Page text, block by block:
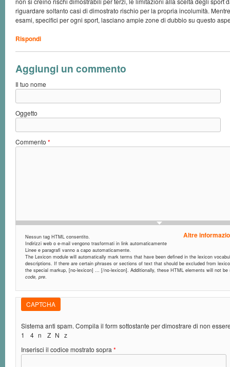
riguardare soltanto casi di dimostrato rischio per la propria incolumità.
esami, specifici per ogni sport, lasciano ampie zone di dubbio su questo
Rispondi
Aggiungi un commento
Il tuo nome
Oggetto
Commento *
Altre
Nessun tag HTML consentito.
Indirizzi web o e-mail vengono trasformati in link automaticamente
Linee e paragrafi vanno a capo automaticamente.
The Lexicon module will automatically mark terms that have been defined in the lexicon
descriptions. If there are certain phrases or sections of text that should be excluded from
the special markup, [no-lexicon] ... [/no-lexicon]. Additionally, these HTML elements will not
code, pre.
CAPTCHA
Sistema anti spam. Compila il form sottostante per dimostrare di non
4 n
1 Z z
N
Inserisci il codice mostrato sopra *